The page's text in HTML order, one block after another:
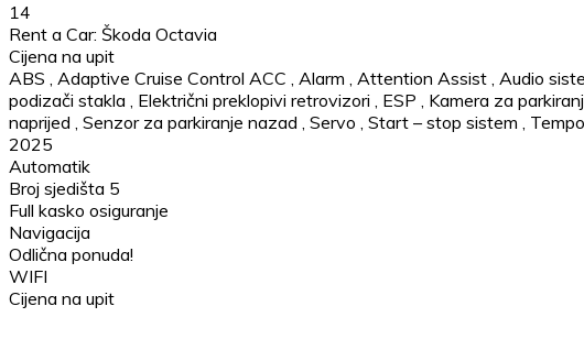
14
Rent a Car: Škoda Octavia
Cijena na upit
ABS , Adaptive Cruise Control ACC , Alarm , Attention Assist , Audio
podizači stakla , Električni preklopivi retrovizori , ESP , Kamera za
naprijed , Senzor za parkiranje nazad , Servo , Start – stop sistem ,
2025
Automatik
Broj sjedišta 5
Full kasko osiguranje
Navigacija
Odlična ponuda!
WIFI
Cijena na upit